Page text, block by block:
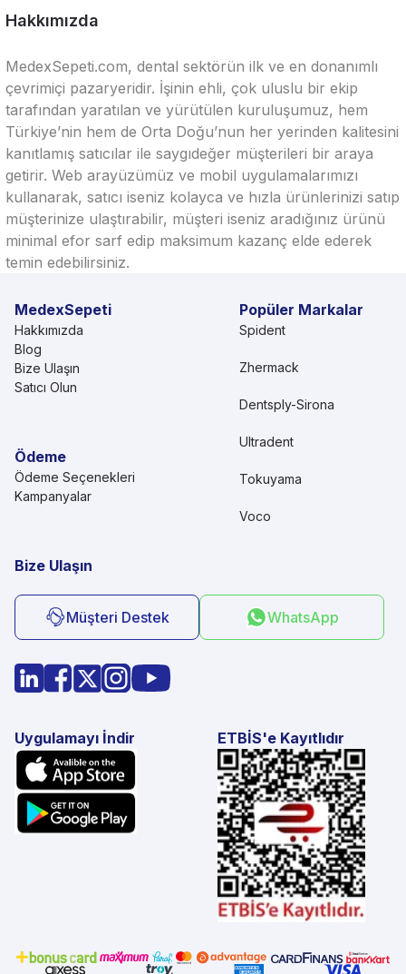
Hakkımızda
MedexSepeti.com, dental sektörün ilk ve en donanımlı
çevrimiçi pazaryeridir. İşinin ehli, çok uluslu bir ekip
tarafından yaratılan ve yürütülen kuruluşumuz, hem
Türkiye’nin hem de Orta Doğu’nun her yerinden kalitesini
kanıtlamış satıcılar ile saygıdeğer müşterileri bir araya
getirir. Web arayüzümüz ve mobil uygulamalarımızı
kullanarak, satıcı iseniz kolayca ve hızla ürünlerinizi satıp
müşterinize ulaştırabilir, müşteri iseniz aradığınız ürünü
minimal efor sarf edip maksimum kazanç elde ederek
temin edebilirsiniz.
MedexSepeti
Hakkımızda
Blog
Bize Ulaşın
Satıcı Olun
Ödeme
Ödeme Seçenekleri
Kampanyalar
Popüler Markalar
Spident
Zhermack
Dentsply-Sirona
Ultradent
Tokuyama
Voco
Bize Ulaşın
Müşteri Destek WhatsApp
Uygulamayı İndir ETBİS'e Kayıtlıdır